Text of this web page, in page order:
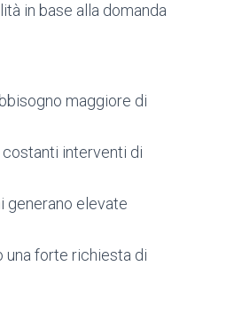
in base alla domanda
maggiore di
interventi di
generano elevate
una forte richiesta di